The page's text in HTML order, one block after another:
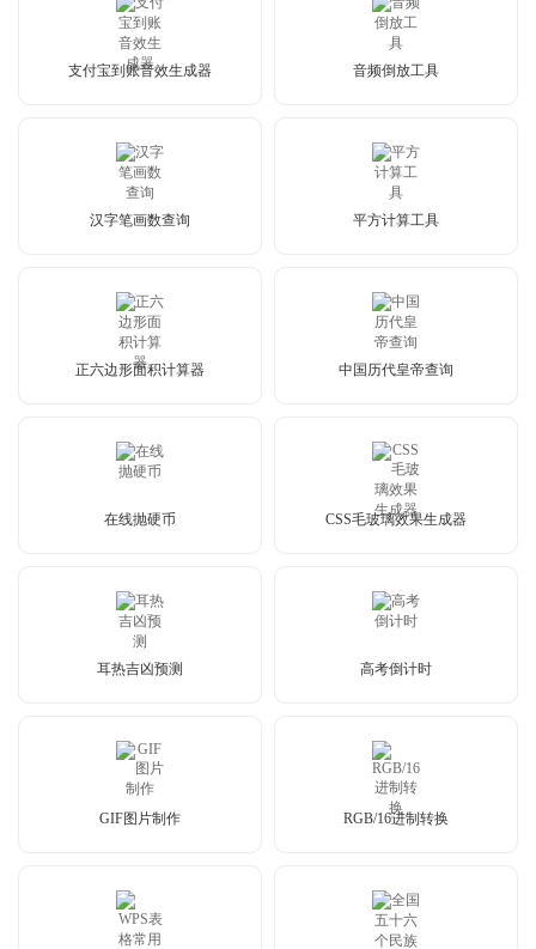
支付宝到账音效生成器 音频倒放工具
汉字笔画数查询 平方计算工具
正六边形面积计算器 中国历代皇帝查询
在线抛硬币 CSS毛玻璃效果生成器
耳热吉凶预测 高考倒计时
GIF图片制作 RGB/16进制转换